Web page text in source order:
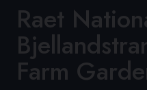
Tyskland
Raet
Farm